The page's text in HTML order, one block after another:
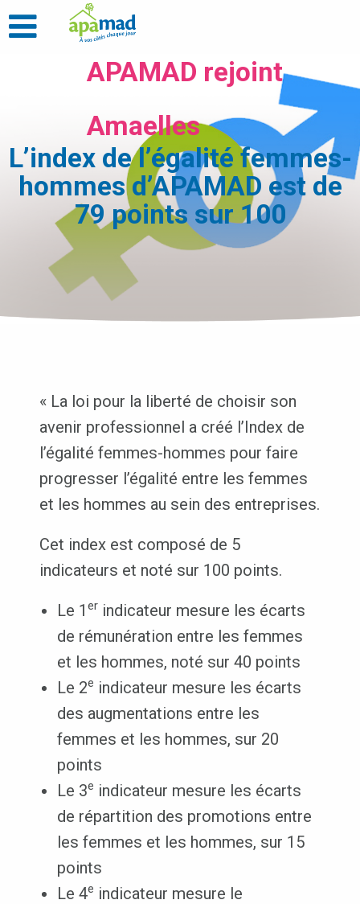
APAMAD rejoint
Amaelles
L’index de l’égalité femmes-
hommes d’APAMAD est de
79 points sur 100
« La loi pour la liberté de choisir son
avenir professionnel a créé l’Index de
l’égalité femmes-hommes pour faire
progresser l’égalité entre les femmes
et les hommes au sein des entreprises.
Cet index est composé de 5
indicateurs et noté sur 100 points.
Le 1 erindicateur mesure les écarts
de rémunération entre les femmes
et les hommes, noté sur 40 points
Le 2e indicateur mesure les écarts
des augmentations entre les
femmes et les hommes, sur 20
points
Le 3e indicateur mesure les écarts
de répartition des promotions entre
les femmes et les hommes, sur 15
points
Le 4e indicateur mesure le